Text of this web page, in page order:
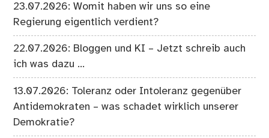
23.07.2026: Womit haben wir uns so eine
Regierung eigentlich verdient?
22.07.2026: Bloggen und KI – Jetzt schreib auch
ich was dazu …
13.07.2026: Toleranz oder Intoleranz gegenüber
Antidemokraten – was schadet wirklich unserer
Demokratie?